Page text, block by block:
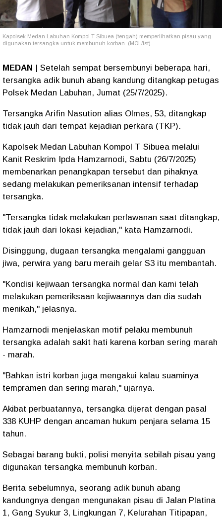
Kapolsek Medan Labuhan Kompol T Sibuea (tengah) memperlihatkan pisau yang
digunakan tersangka untuk membunuh korban. (MOL/ist).
MEDAN | Setelah sempat bersembunyi beberapa hari,
tersangka adik bunuh abang kandung ditangkap petugas
Polsek Medan Labuhan, Jumat (25/7/2025).
Tersangka Arifin Nasution alias Olmes, 53, ditangkap
tidak jauh dari tempat kejadian perkara (TKP).
Kapolsek Medan Labuhan Kompol T Sibuea melalui
Kanit Reskrim Ipda Hamzarnodi, Sabtu (26/7/2025)
membenarkan penangkapan tersebut dan pihaknya
sedang melakukan pemeriksanan intensif terhadap
tersangka.
"Tersangka tidak melakukan perlawanan saat ditangkap,
tidak jauh dari lokasi kejadian," kata Hamzarnodi.
Disinggung, dugaan tersangka mengalami gangguan
jiwa, perwira yang baru meraih gelar S3 itu membantah.
"Kondisi kejiwaan tersangka normal dan kami telah
melakukan pemeriksaan kejiwaannya dan dia sudah
menikah," jelasnya.
Hamzarnodi menjelaskan motif pelaku membunuh
tersangka adalah sakit hati karena korban sering marah
- marah.
"Bahkan istri korban juga mengakui kalau suaminya
tempramen dan sering marah," ujarnya.
Akibat perbuatannya, tersangka dijerat dengan pasal
338 KUHP dengan ancaman hukum penjara selama 15
tahun.
Sebagai barang bukti, polisi menyita sebilah pisau yang
digunakan tersangka membunuh korban.
Berita sebelumnya, seorang adik bunuh abang
kandungnya dengan mengunakan pisau di Jalan Platina
1, Gang Syukur 3, Lingkungan 7, Kelurahan Titipapan,